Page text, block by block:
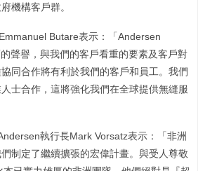
機構客戶群。
Butare表示：「Andersen
聲譽，與我們的客戶看重的要素及客戶對
同合作將有利於我們的客戶和員工。我們
士合作，這將強化我們在全球提供無縫服
執行長Mark Vorsatz表示：「非洲
制定了繼續擴張的宏偉計畫。與受人尊敬